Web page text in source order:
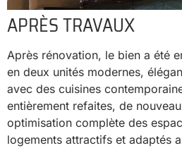
APRÈS TRAVAUX
Après rénovation, le bien a été
en deux unités modernes,
avec des cuisines
entièrement refaites, de
optimisation complète des
logements attractifs et adaptés